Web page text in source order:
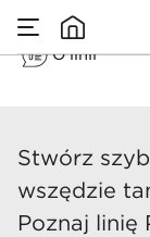
O linii
Privi
​Stwórz
wszędzie
Poznaj linię